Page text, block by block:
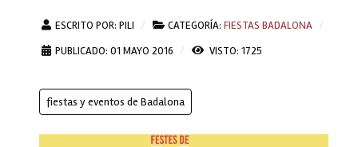
ESCRITO POR: PILI CATEGORÍA: FIESTAS BADALONA
PUBLICADO: 01 MAYO 2016
VISTO: 1725
fiestas y eventos de Badalona